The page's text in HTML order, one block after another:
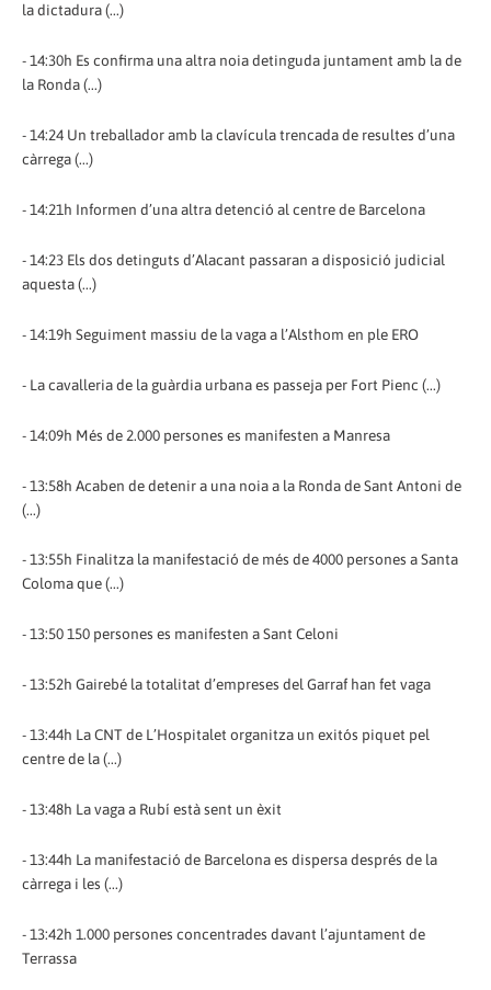
la dictadura (...)
- 14:30h Es confirma una altra noia detinguda juntament amb la de
la Ronda (...)
- 14:24 Un treballador amb la clavícula trencada de resultes d’una
càrrega (...)
- 14:21h Informen d’una altra detenció al centre de Barcelona
- 14:23 Els dos detinguts d’Alacant passaran a disposició judicial
aquesta (...)
- 14:19h Seguiment massiu de la vaga a l’Alsthom en ple ERO
- La cavalleria de la guàrdia urbana es passeja per Fort Pienc (...)
- 14:09h Més de 2.000 persones es manifesten a Manresa
- 13:58h Acaben de detenir a una noia a la Ronda de Sant Antoni de
(...)
- 13:55h Finalitza la manifestació de més de 4000 persones a Santa
Coloma que (...)
- 13:50 150 persones es manifesten a Sant Celoni
- 13:52h Gairebé la totalitat d’empreses del Garraf han fet vaga
- 13:44h La CNT de L’Hospitalet organitza un exitós piquet pel
centre de la (...)
- 13:48h La vaga a Rubí està sent un èxit
- 13:44h La manifestació de Barcelona es dispersa després de la
càrrega i les (...)
- 13:42h 1.000 persones concentrades davant l’ajuntament de
Terrassa